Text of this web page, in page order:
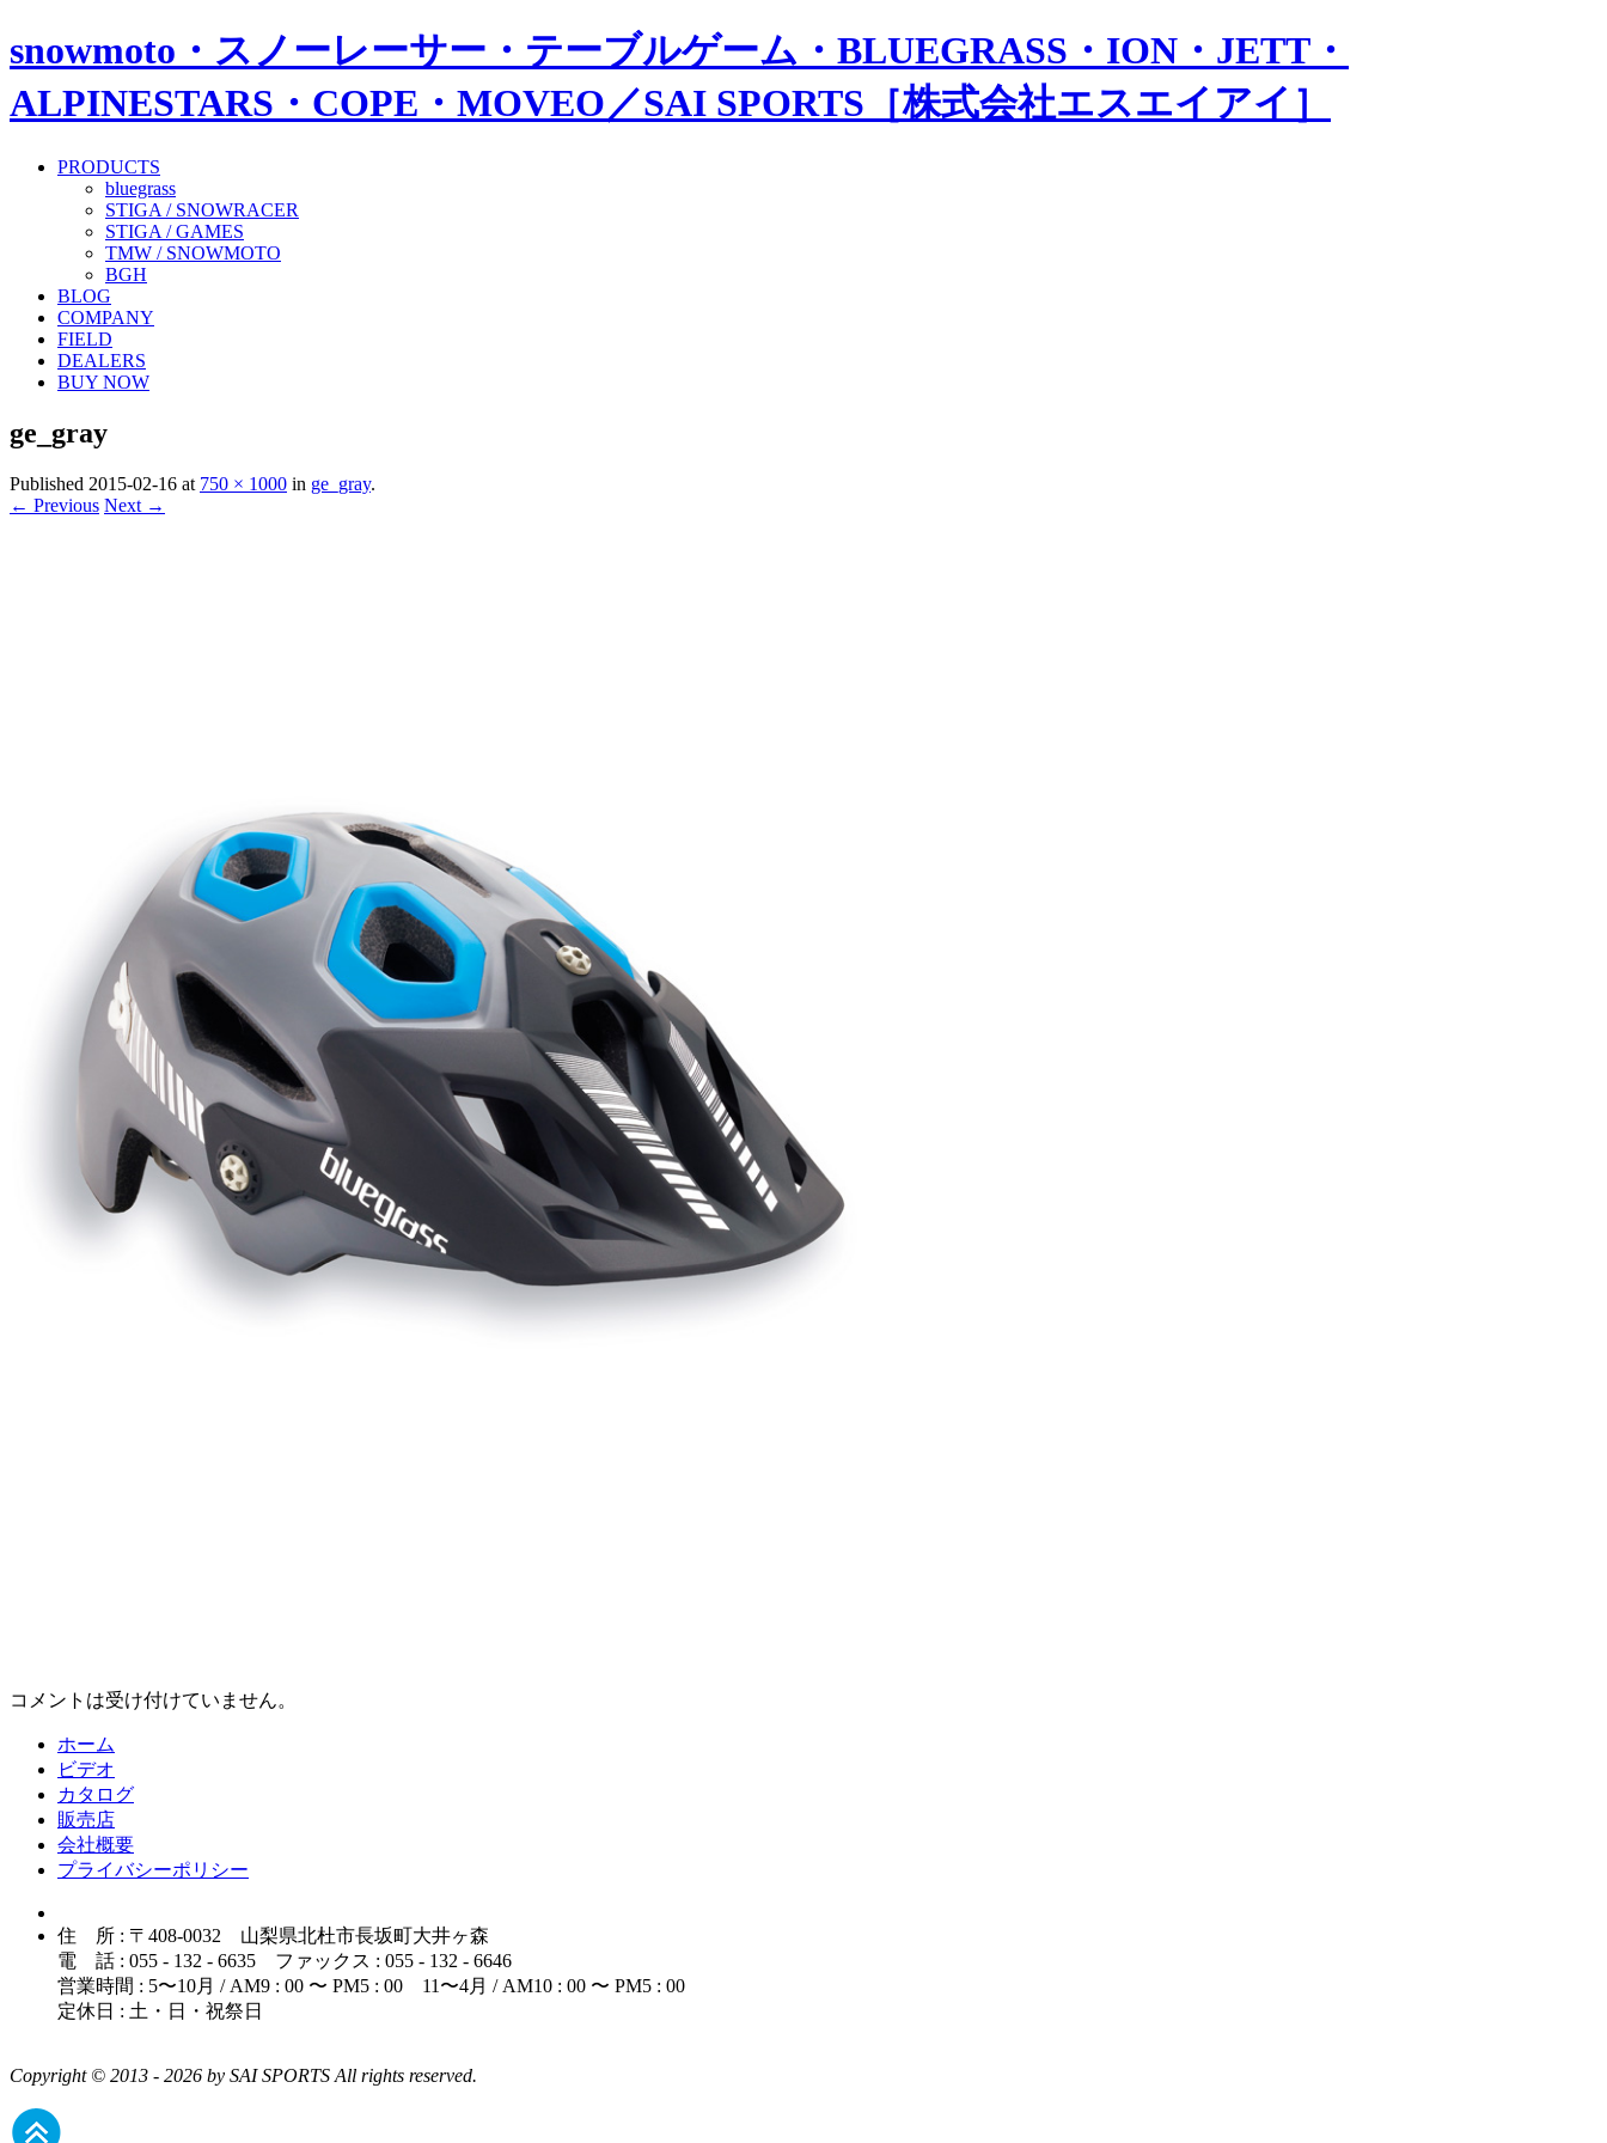
snowmoto・スノーレーサー・テーブルゲーム・BLUEGRASS・ION・JETT・
ALPINESTARS・COPE・MOVEO／SAI SPORTS［株式会社エスエイアイ］
PRODUCTS
bluegrass
STIGA / SNOWRACER
STIGA / GAMES
TMW / SNOWMOTO
BGH
BLOG
COMPANY
FIELD
DEALERS
BUY NOW
ge_gray
Published 2015-02-16 at 750 × 1000 in ge_gray.
← Previous Next →
コメントは受け付けていません。
ホーム
ビデオ
カタログ
販売店
会社概要
プライバシーポリシー
住 所 : 〒408-0032 山梨県北杜市長坂町大井ヶ森
電 話 : 055 - 132 - 6635 ファックス : 055 - 132 - 6646
営業時間 : 5〜10月 / AM9 : 00 〜 PM5 : 00 11〜4月 / AM10 : 00 〜 PM5 : 00
定休日 : 土・日・祝祭日
Copyright © 2013 - 2026 by SAI SPORTS All rights reserved.